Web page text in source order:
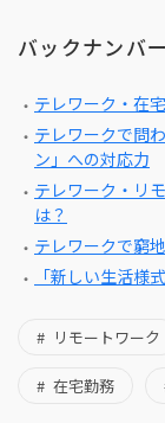
バックナンバー
テレワーク・在
テレワークで問
ン」への対応力
テレワーク・リ
は？
テレワークで窮
「新しい生活様
リモートワーク
在宅勤務